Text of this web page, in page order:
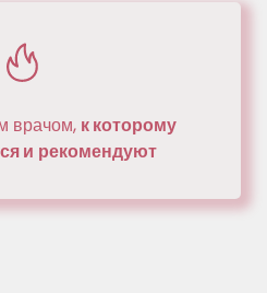
врачом, к которому
и рекомендуют